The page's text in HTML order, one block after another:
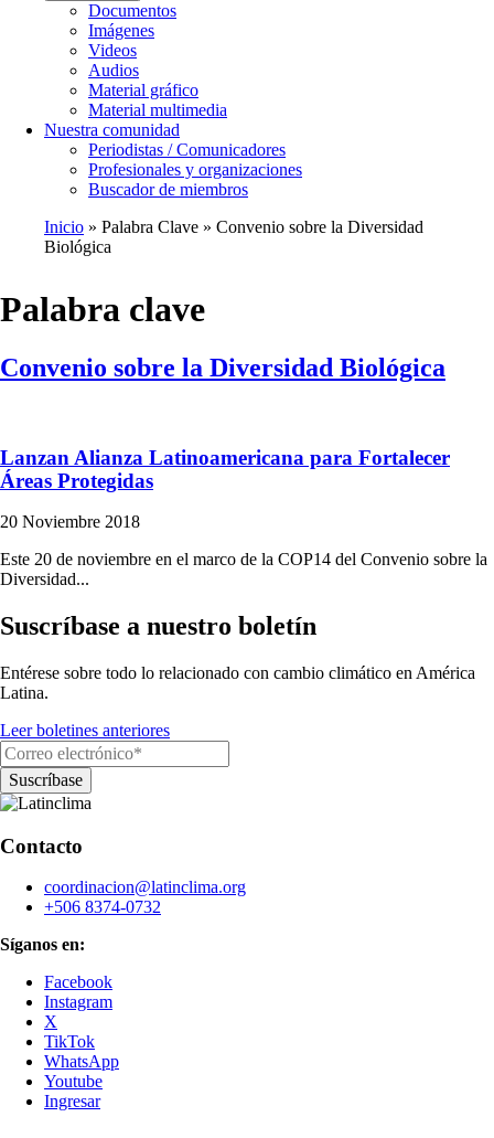
Documentos
Imágenes
Videos
Audios
Material gráfico
Material multimedia
Nuestra comunidad
Periodistas / Comunicadores
Profesionales y organizaciones
Buscador de miembros
Ruta
navegación
Inicio Palabra Clave
Convenio sobre la Diversidad
Biológica
Palabra clave
Convenio sobre la Diversidad Biológica
Lanzan Alianza Latinoamericana para Fortalecer
Áreas Protegidas
20 Noviembre 2018
Este 20 de noviembre en el marco de la COP14 del Convenio sobre la
Diversidad...
Suscríbase a nuestro boletín
Entérese sobre todo lo relacionado con cambio climático en América
Latina.
Leer boletines anteriores
Contacto
coordinacion@latinclima.org
+506 8374-0732
Síganos en:
Facebook
Instagram
X
TikTok
WhatsApp
Youtube
Ingresar